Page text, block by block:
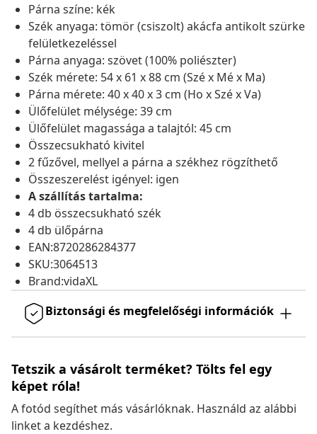
Párna színe: kék
Szék anyaga: tömör (csiszolt) akácfa antikolt szürke
felületkezeléssel
Párna anyaga: szövet (100% poliészter)
Szék mérete: 54 x 61 x 88 cm (Szé x Mé x Ma)
Párna mérete: 40 x 40 x 3 cm (Ho x Szé x Va)
Ülőfelület mélysége: 39 cm
Ülőfelület magassága a talajtól: 45 cm
Összecsukható kivitel
2 fűzővel, mellyel a párna a székhez rögzíthető
Összeszerelést igényel: igen
A szállítás tartalma:
4 db összecsukható szék
4 db ülőpárna
EAN:8720286284377
SKU:3064513
Brand:vidaXL
Biztonsági és megfelelőségi információk
Tetszik a vásárolt terméket? Tölts fel egy
képet róla!
A fotód segíthet más vásárlóknak. Használd az alábbi
linket a kezdéshez.